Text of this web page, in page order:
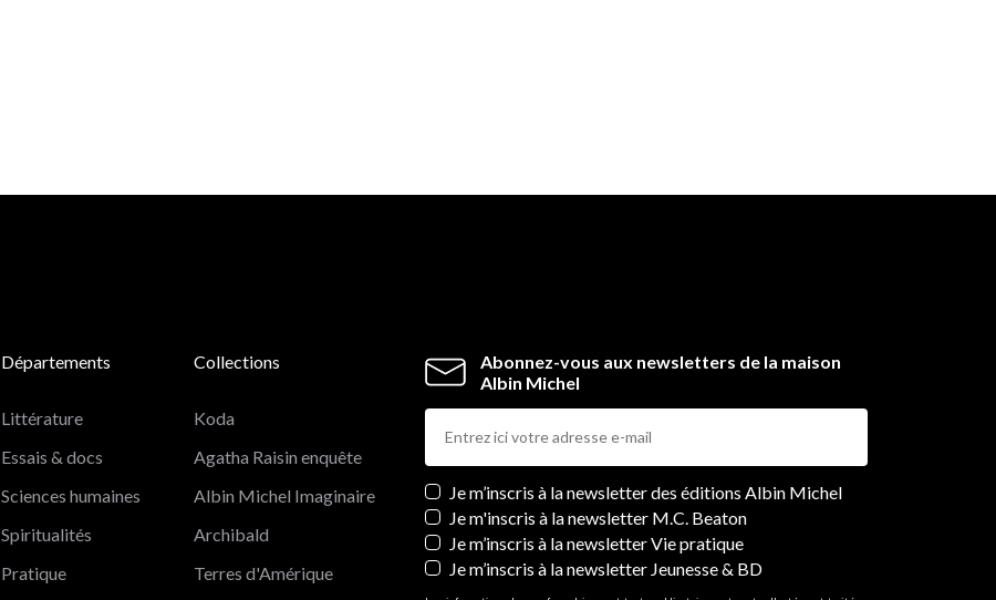
Abonnez-vous aux newsletters de la maison
Albin Michel
Newsletters
Je m’inscris à la newsletter des éditions Albin Michel
Je m'inscris à la newsletter M.C. Beaton
Je m’inscris à la newsletter Vie pratique
Je m’inscris à la newsletter Jeunesse & BD
Départements
Littérature
Essais & docs
Sciences humaines
Spiritualités
Pratique
Collections
Koda
Agatha Raisin enquête
Albin Michel Imaginaire
Archibald
Terres d'Amérique